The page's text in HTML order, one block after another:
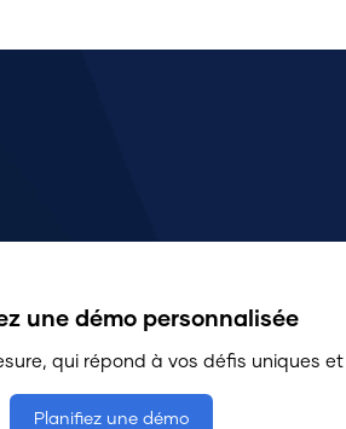
une démo personnalisée
qui répond à vos défis uniques
Planifiez une démo